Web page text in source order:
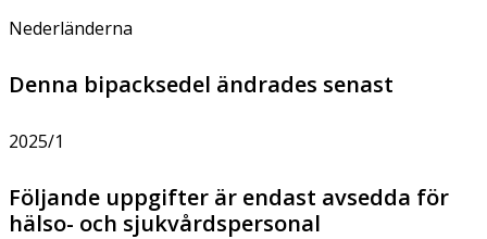
Nederländerna
Denna bipacksedel ändrades senast
2025/1
Följande uppgifter är endast avsedda för
hälso- och sjukvårdspersonal